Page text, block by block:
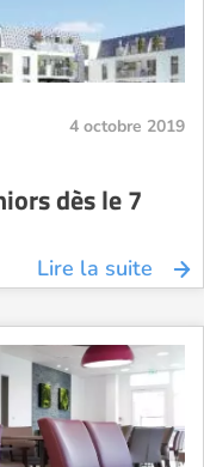
4 octobre 2019
dès le 7
Lire la suite